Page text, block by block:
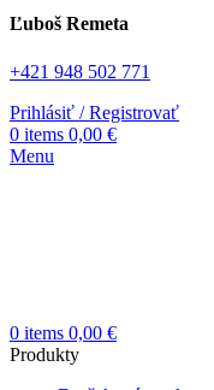
Ľuboš Remeta
+421 948 502 771
Prihlásiť / Registrovať
0 items 0,00 €
Menu
0 items 0,00 €
Produkty